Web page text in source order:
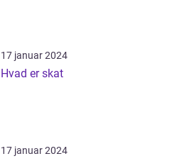
17 januar 2024
Hvad er skat
17 januar 2024